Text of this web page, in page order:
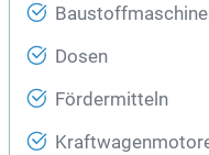
Dosen
Fördermitteln